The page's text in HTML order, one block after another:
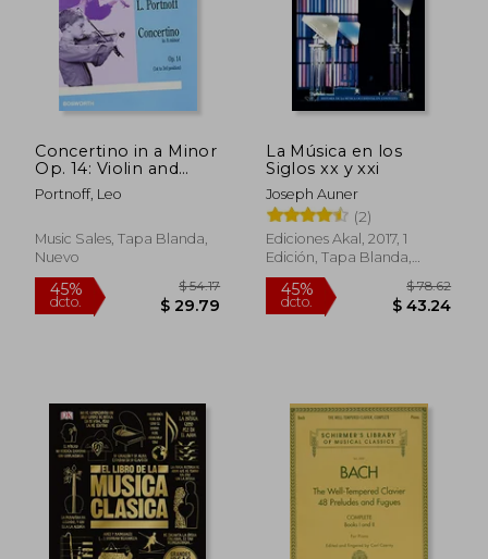
45%
dcto. $ 28.28
Concertino in a Minor
Op. 14: Violin and
Piano (en Inglés)
Portnoff, Leo
Music Sales, Tapa Blanda,
Nuevo
La Música en los
Siglos xx y xxi
Joseph Auner
(2)
Ediciones Akal, 2017, 1
Edición, Tapa Blanda,
Nuevo